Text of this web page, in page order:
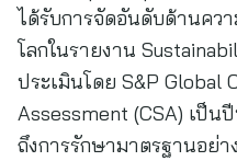
ได้รับการจัดอันดับด้านคว
โลกในรายงาน
ประเมินโดย S&P Global
Assessment (CSA) เป็
ถึงการรักษามาตรฐานอย่า